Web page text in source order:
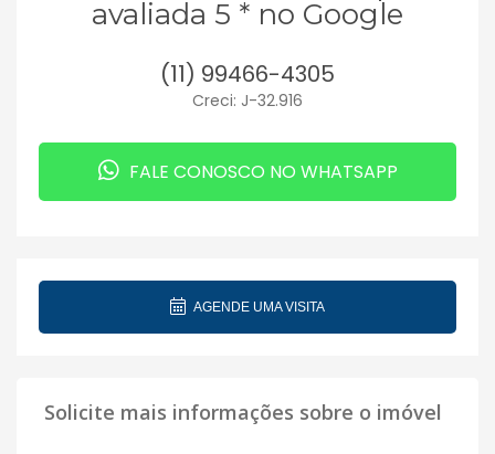
avaliada 5 * no Google
(11) 99466-4305
Creci: J-32.916
FALE CONOSCO NO WHATSAPP
AGENDE UMA VISITA
Solicite mais informações sobre o imóvel